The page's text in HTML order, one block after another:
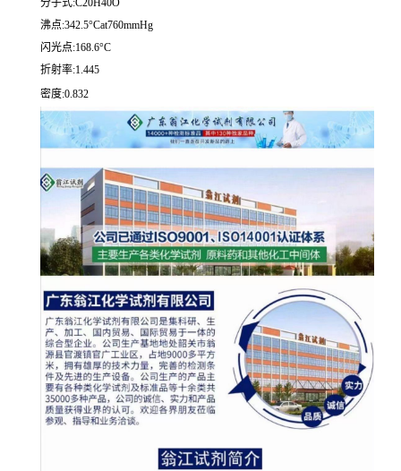
沸点:342.5°Cat760mmHg
闪光点:168.6°C
折射率:1.445
密度:0.832